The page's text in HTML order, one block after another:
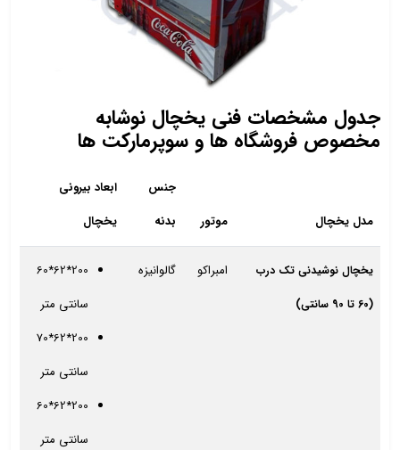
جدول مشخصات فنی یخچال نوشابه
مخصوص فروشگاه‌ ها و سوپرمارکت ها
مدل یخچال موتور
جنس
بدنه
ابعاد بیرونی
یخچال
یخچال نوشیدنی تک درب
(60 تا 90 سانتی)
امبراکو گالوانیزه
200*62*60
سانتی متر
200*62*70
سانتی متر
200*62*60
سانتی متر